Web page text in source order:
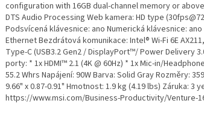
configuration with 16GB dual-channel memory or
DTS Audio Processing Web kamera: HD type
Podsvícená klávesnice: ano Numerická klávesnice:
Ethernet Bezdrátová komunikace: Intel® Wi-Fi 6E
Type-C (USB3.2 Gen2 / DisplayPort™/ Power Delivery
porty: * 1x HDMI™ 2.1 (4K @ 60Hz) * 1x Mic-in/
55.2 Whrs Napájení: 90W Barva: Solid Gray Rozměry:
9.66" x 0.87-0.91" Hmotnost: 1.9 kg (4.19 lbs) Záruka: 3
https://www.msi.com/Business-Productivity/Venture-